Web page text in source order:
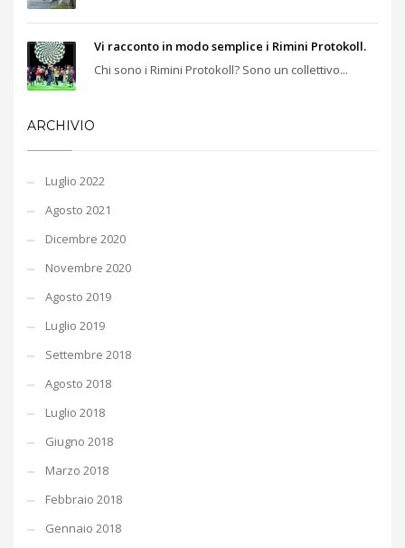
Vi racconto in modo semplice i Rimini Protokoll.
Chi sono i Rimini Protokoll? Sono un collettivo...
ARCHIVIO
Luglio 2022
Agosto 2021
Dicembre 2020
Novembre 2020
Agosto 2019
Luglio 2019
Settembre 2018
Agosto 2018
Luglio 2018
Giugno 2018
Marzo 2018
Febbraio 2018
Gennaio 2018